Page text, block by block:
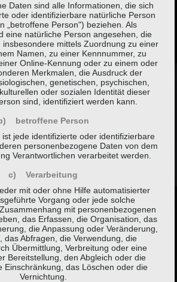
Daten sind alle Informationen, die sich
oder identifizierbare natürliche Person
„betroffene Person") beziehen. Als
eine natürliche Person angesehen, die
mittels Zuordnung zu einer
Namen, zu einer Kennnummer, zu
Online-Kennung oder zu einem oder
Merkmalen, die Ausdruck der
genetischen, psychischen,
oder sozialen Identität dieser
sind, identifiziert werden kann.
betroffene Person
jede identifizierte oder identifizierbare
personenbezogene Daten von dem
Verantwortlichen verarbeitet werden.
c) Verarbeitung
mit oder ohne Hilfe automatisierter
Vorgang oder jede solche
mit personenbezogenen
das Erfassen, die Organisation, das
die Anpassung oder Veränderung,
das Abfragen, die Verwendung, die
Übermittlung, Verbreitung oder eine
Bereitstellung, den Abgleich oder die
Einschränkung, das Löschen oder die
Vernichtung.